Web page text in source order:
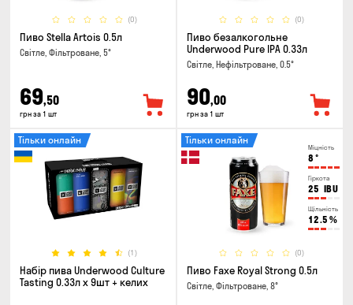
(0)
Пиво Stella Artois 0.5л
Світле, Фільтроване, 5°
69,50
грн за 1 шт
(0)
Пиво безалкогольне
Underwood Pure IPA 0.33л
Світле, Нефільтроване, 0.5°
90,00
грн за 1 шт
(1)
Тільки онлайн
Набір пива Underwood Culture
Tasting 0.33л x 9шт + келих
Міцність
8 °
Гіркота
25 IBU
Щільність
12.5 %
(0)
Тільки онлайн
Пиво Faxe Royal Strong 0.5л
Світле, Фільтроване, 8°